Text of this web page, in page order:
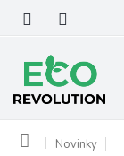
obsah
Domů
Novinky